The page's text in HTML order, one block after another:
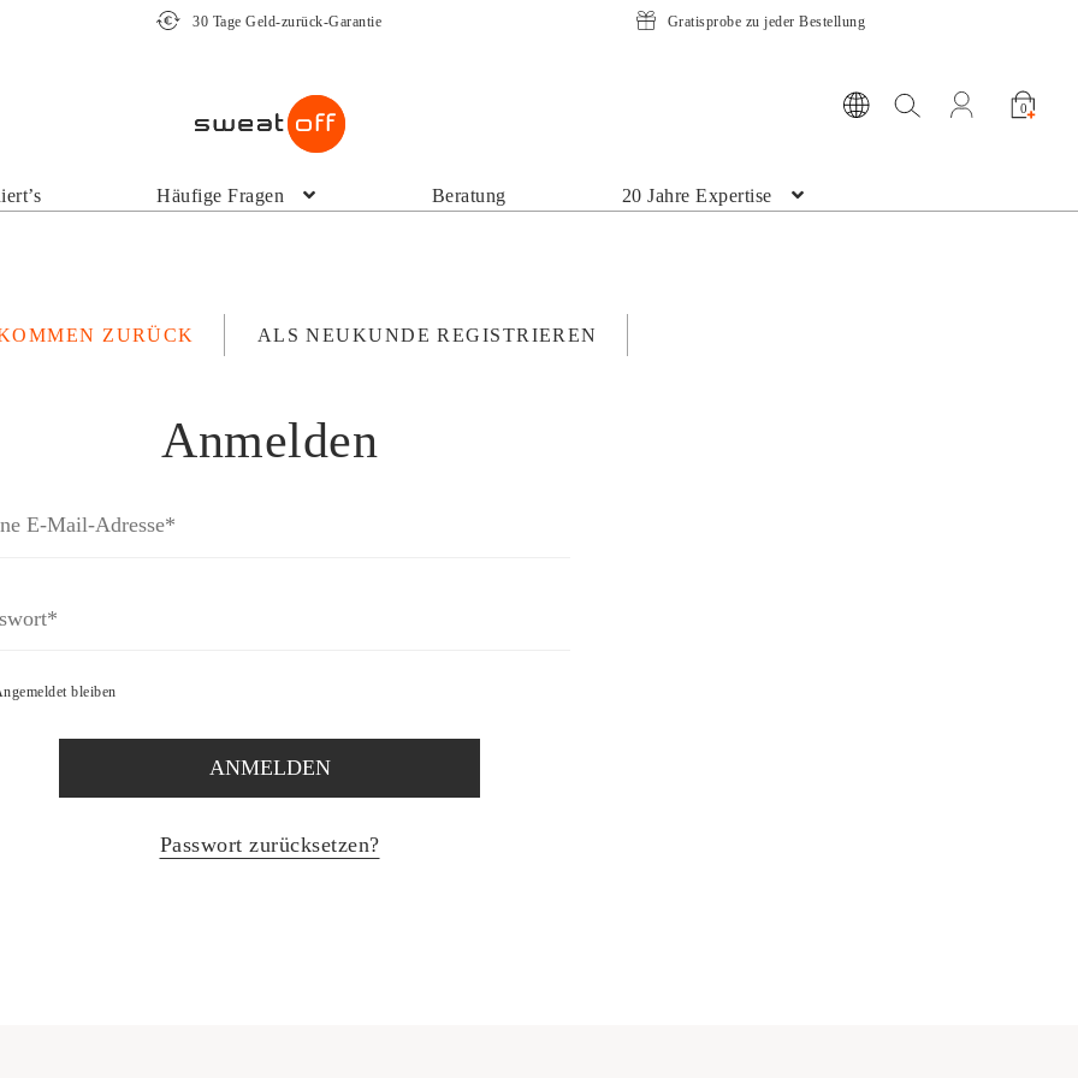
30 Tage Geld-zurück-Garantie Gratisprobe zu jeder Bestellung
Suche öffnenMein Konto
Häufige Fragen Beratung 20 Jahre Expertise
0
ZURÜCK ALS NEUKUNDE REGISTRIEREN
Anmelden
bleiben
ANMELDEN
Passwort zurücksetzen?